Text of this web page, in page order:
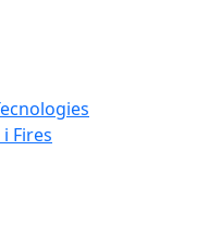
Fires